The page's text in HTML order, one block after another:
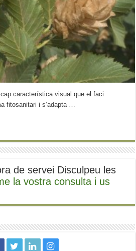
característica visual que el faci
fitosanitari i s’adapta …
de servei Disculpeu les
la vostra consulta i us